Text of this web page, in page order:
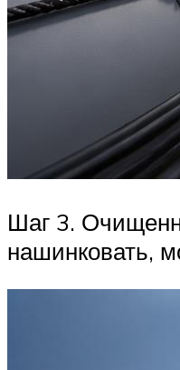
Шаг 3.
нашинковать,